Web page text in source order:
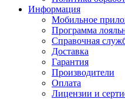
Информация
Мобильное
Программа
Справочная
Доставка
Гарантия
Производители
Оплата
Лицензии и